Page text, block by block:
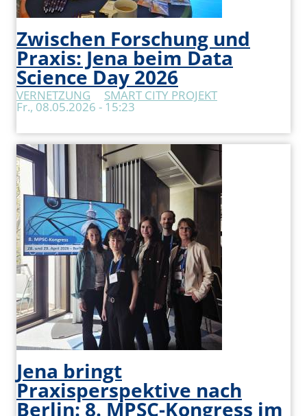
Zwischen Forschung und
Praxis: Jena beim Data
Science Day 2026
VERNETZUNG SMART CITY PROJEKT
Fr., 08.05.2026 - 15:23
Jena bringt
Praxisperspektive nach
Berlin: 8. MPSC-Kongress im